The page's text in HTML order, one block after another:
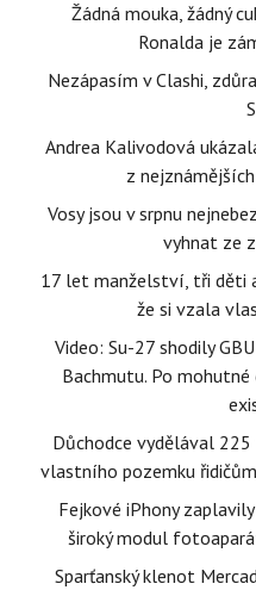
Žádná mouka, žádný
Ronalda je
Nezápasím v Clashi,
Andrea Kalivodová
z
Vosy jsou v srpnu
vyhnat ze
17 let manželství, tři děti
že si vzala
Video: Su-27 shodily
Bachmutu. Po
Důchodce vydělával
vlastního pozemku
Fejkové iPhony
široký modul
Sparťanský klenot